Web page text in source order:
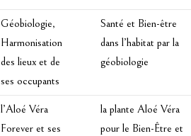
Géobiologie,
Harmonisation
des lieux et de
ses occupants
Santé et Bien-être
dans l’habitat par la
géobiologie
l’Aloé Véra
Forever et ses
la plante Aloé Véra
pour le Bien-Être et